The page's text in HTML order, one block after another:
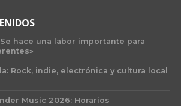
hace una labor importante para
Rock, indie, electrónica y cultura local
Music 2026: Horarios